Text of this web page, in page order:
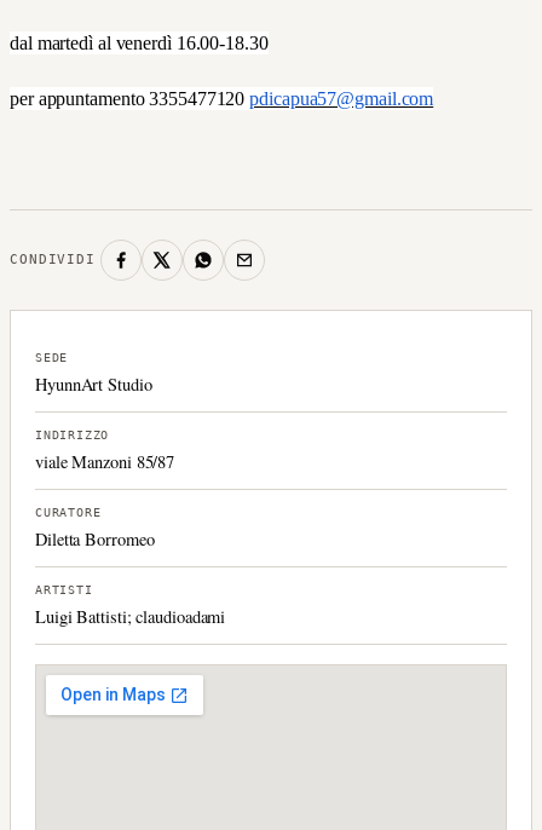
dal martedì al venerdì 16.00-18.30
per appuntamento 3355477120pdicapua57@gmail.com
CONDIVIDI
SEDE
HyunnArt Studio
INDIRIZZO
viale Manzoni 85/87
CURATORE
Diletta Borromeo
ARTISTI
Luigi Battisti; claudioadami